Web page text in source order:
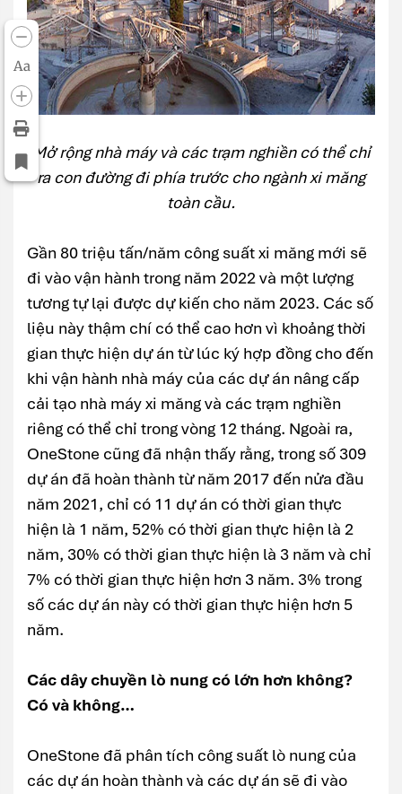
Aa
Mở rộng nhà máy và các trạm nghiền có thể chỉ
ra con đường đi phía trước cho ngành xi măng
toàn cầu.
Gần 80 triệu tấn/năm công suất xi măng mới sẽ
đi vào vận hành trong năm 2022 và một lượng
tương tự lại được dự kiến cho năm 2023. Các số
liệu này thậm chí có thể cao hơn vì khoảng thời
gian thực hiện dự án từ lúc ký hợp đồng cho đến
khi vận hành nhà máy của các dự án nâng cấp
cải tạo nhà máy xi măng và các trạm nghiền
riêng có thể chỉ trong vòng 12 tháng. Ngoài ra,
OneStone cũng đã nhận thấy rằng, trong số 309
dự án đã hoàn thành từ năm 2017 đến nửa đầu
năm 2021, chỉ có 11 dự án có thời gian thực
hiện là 1 năm, 52% có thời gian thực hiện là 2
năm, 30% có thời gian thực hiện là 3 năm và chỉ
7% có thời gian thực hiện hơn 3 năm. 3% trong
số các dự án này có thời gian thực hiện hơn 5
năm.
Các dây chuyền lò nung có lớn hơn không?
Có và không…
OneStone đã phân tích công suất lò nung của
các dự án hoàn thành và các dự án sẽ đi vào